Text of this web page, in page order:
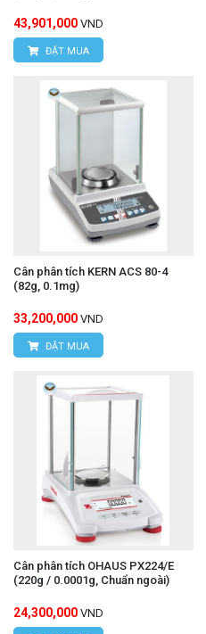
43,901,000 VND
ĐẶT MUA
Cân phân tích KERN ACS 80-4
(82g, 0.1mg)
33,200,000 VND
ĐẶT MUA
Cân phân tích OHAUS PX224/E
(220g / 0.0001g, Chuẩn ngoài)
24,300,000 VND